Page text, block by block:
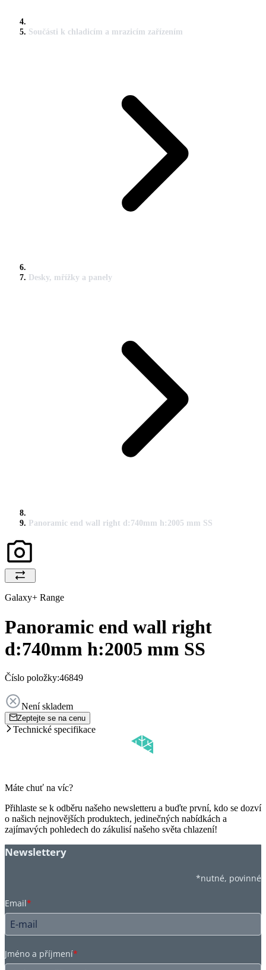
Součásti k chladicím a mrazicím zařízením
Desky, mřížky a panely
Panoramic end wall right d:740mm h:2005 mm SS
Galaxy+ Range
Panoramic end wall right
d:740mm h:2005 mm SS
Číslo položky:46849
Není skladem
Zeptejte se na cenu
Technické specifikace
Máte chuť na víc?
Přihlaste se k odběru našeho newsletteru a buďte první, kdo se dozví
o našich nejnovějších produktech, jedinečných nabídkách a
zajímavých pohledech do zákulisí našeho světa chlazení!
Newslettery
*nutné, povinné
Email*
Jméno a příjmení*